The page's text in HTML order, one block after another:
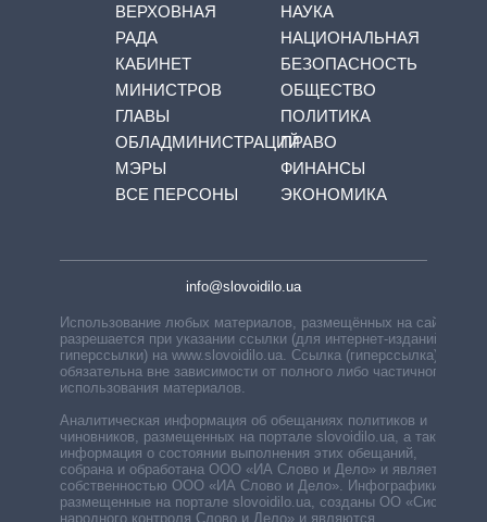
ВЕРХОВНАЯ
РАДА
КАБИНЕТ
МИНИСТРОВ
ГЛАВЫ
ОБЛАДМИНИСТРАЦИЙ
МЭРЫ
ВСЕ ПЕРСОНЫ
НАУКА
НАЦИОНАЛЬНАЯ
БЕЗОПАСНОСТЬ
ОБЩЕСТВО
ПОЛИТИКА
ПРАВО
ФИНАНСЫ
ЭКОНОМИКА
info@slovoidilo.ua
Использование любых материалов, размещённых на сайте,
разрешается при указании ссылки (для интернет-изданий —
гиперссылки) на www.slovoidilo.ua. Ссылка (гиперссылка)
обязательна вне зависимости от полного либо частичного
использования материалов.
Аналитическая информация об обещаниях политиков и
чиновников, размещенных на портале slovoidilo.ua, а также
информация о состоянии выполнения этих обещаний,
собрана и обработана ООО «ИА Слово и Дело» и является
собственностью ООО «ИА Слово и Дело». Инфографики,
размещенные на портале slovoidilo.ua, созданы ОО «Система
народного контроля Слово и Дело» и являются